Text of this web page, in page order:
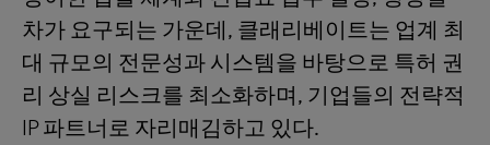
차가 요구되는 가운데, 클래리베이트는 업계 최
대 규모의 전문성과 시스템을 바탕으로 특허 권
리 상실 리스크를 최소화하며, 기업들의 전략적
IP 파트너로 자리매김하고 있다.